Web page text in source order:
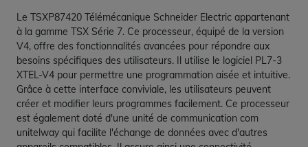
Le TSXP87420 Télémécanique Schneider Electric appartenant
à la gamme TSX Série 7. Ce processeur, équipé de la version
V4, offre des fonctionnalités avancées pour répondre aux
besoins spécifiques des utilisateurs. Il utilise le logiciel PL7-3
XTEL-V4 pour permettre une programmation aisée et intuitive.
Grâce à cette interface conviviale, les utilisateurs peuvent
créer et modifier leurs programmes facilement. Ce processeur
est également doté d'une unité de communication com
unitelway qui facilite l'échange de données avec d'autres